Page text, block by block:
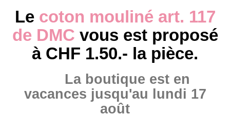
Le coton mouliné art. 117
de DMC vous est proposé
à CHF 1.50.- la pièce.
La boutique est en
vacances jusqu'au lundi 17
août